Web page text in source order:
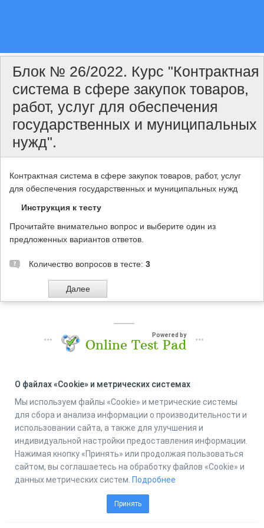
Блок № 26/2022. Курс "Контрактная
система в сфере закупок товаров,
работ, услуг для обеспечения
государственных и муниципальных
нужд".
Контрактная система в сфере закупок товаров, работ, услуг
для обеспечения государственных и муниципальных нужд
Инструкция к тесту
Прочитайте внимательно вопрос и выберите один из
предложенных вариантов ответов.
Количество вопросов в тесте: 3
Powered by
Online Test Pad
О файлах «Cookie» и метрических системах
Мы используем файлы «Cookie» и метрические системы
для сбора и анализа информации о производительности и
использовании сайта, а также для улучшения и
индивидуальной настройки предоставления информации.
Нажимая кнопку «Принять» или продолжая пользоваться
сайтом, вы соглашаетесь на обработку файлов «Cookie» и
данных метрических систем. Подробнее
Принять